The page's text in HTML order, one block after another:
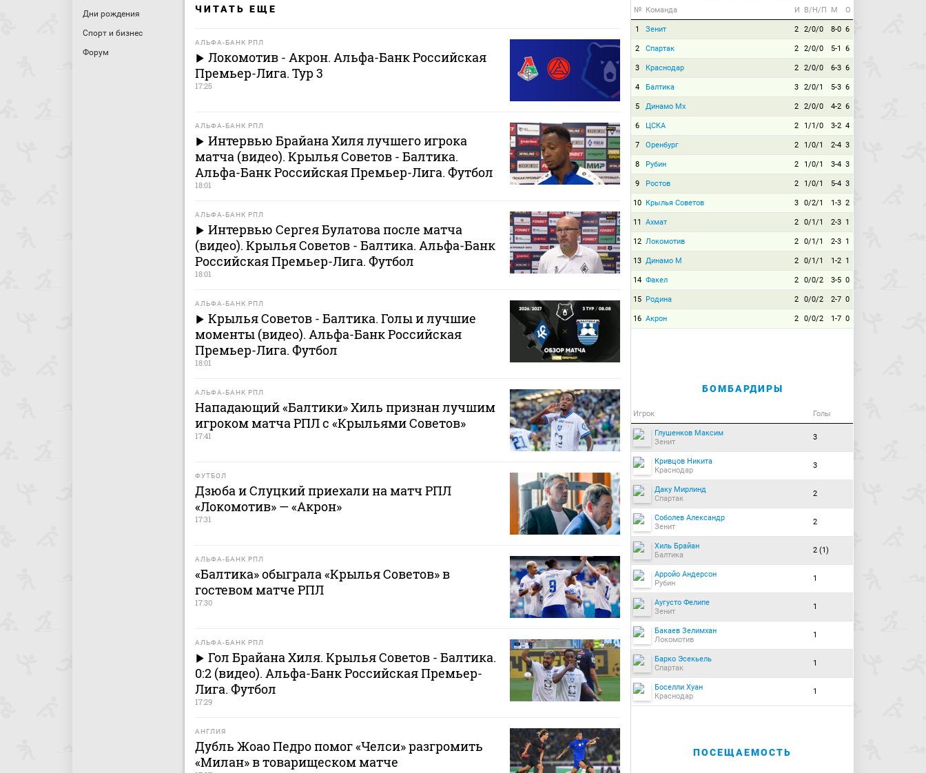
Дни рождения
Спорт и бизнес
Форум
ЧИТАТЬ ЕЩЕ
АЛЬФА-БАНК РПЛ
Локомотив - Акрон. Альфа-Банк Российская
Премьер-Лига. Тур 3
17:25
АЛЬФА-БАНК РПЛ
Интервью Брайана Хиля лучшего игрока
матча (видео). Крылья Советов - Балтика.
Альфа-Банк Российская Премьер-Лига. Футбол
18:01
АЛЬФА-БАНК РПЛ
Интервью Сергея Булатова после матча
(видео). Крылья Советов - Балтика. Альфа-Банк
Российская Премьер-Лига. Футбол
18:01
АЛЬФА-БАНК РПЛ
Крылья Советов - Балтика. Голы и лучшие
моменты (видео). Альфа-Банк Российская
Премьер-Лига. Футбол
18:01
АЛЬФА-БАНК РПЛ
Нападающий «Балтики» Хиль признан лучшим
игроком матча РПЛ с «Крыльями Советов»
17:41
ФУТБОЛ
Дзюба и Слуцкий приехали на матч РПЛ
«Локомотив» — «Акрон»
17:31
АЛЬФА-БАНК РПЛ
«Балтика» обыграла «Крылья Советов» в
гостевом матче РПЛ
17:30
АЛЬФА-БАНК РПЛ
Гол Брайана Хиля. Крылья Советов - Балтика.
0:2 (видео). Альфа-Банк Российская Премьер-
Лига. Футбол
17:29
АНГЛИЯ
Дубль Жоао Педро помог «Челси» разгромить
«Милан» в товарищеском матче
№ Команда И В/Н/П М О
1 Зенит 2 2/0/0 8-0 6
2 Спартак 2 2/0/0 5-1 6
3 Краснодар 2 2/0/0 6-3 6
4 Балтика 3 2/0/1 5-3 6
5 Динамо Мх 2 2/0/0 4-2 6
6 ЦСКА 2 1/1/0 3-2 4
7 Оренбург 2 1/0/1 2-4 3
8 Рубин 2 1/0/1 3-4 3
9 Ростов 2 1/0/1 5-4 3
10 Крылья Советов 3 0/2/1 1-3 2
11 Ахмат 2 0/1/1 2-3 1
12 Локомотив 2 0/1/1 2-3 1
13 Динамо М 2 0/1/1 1-2 1
14 Факел 2 0/0/2 3-5 0
15 Родина 2 0/0/2 2-7 0
16 Акрон 2 0/0/2 1-7 0
БОМБАРДИРЫ
Игрок Голы
Глушенков Максим
Зенит
3
Кривцов Никита
Краснодар
3
Даку Мирлинд
Спартак
2
Соболев Александр
Зенит
2
Хиль Брайан
Балтика
2 (1)
Арройо Андерсон
Рубин
1
Аугусто Фелипе
Зенит
1
Бакаев Зелимхан
Локомотив
1
Барко Эсекьель
Спартак
1
Боселли Хуан
Краснодар
1
ПОСЕЩАЕМОСТЬ